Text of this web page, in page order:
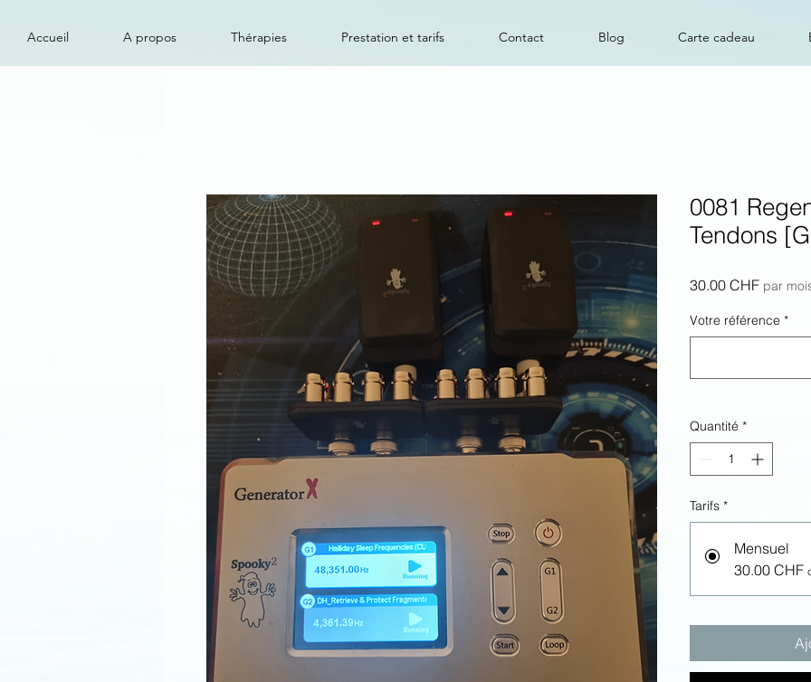
Accueil A propos Thérapies Prestation et tarifs Contact Blog Carte cadeau
0081
Tendons
30.00 CHFPrix
par
Votre référence *
Quantité *
Tarifs *
Mensuel
30.00 CHF